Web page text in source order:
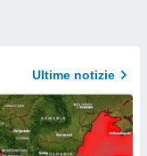
Ultime notizie